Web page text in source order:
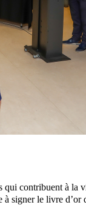
qui contribuent à la
à signer le livre d’or